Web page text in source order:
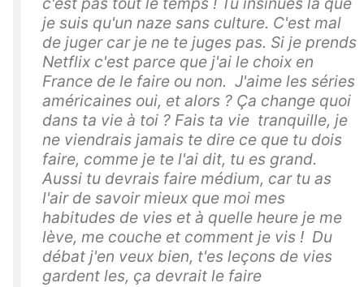
je suis qu'un naze sans culture. C'est mal
de juger car je ne te juges pas. Si je prends
Netflix c'est parce que j'ai le choix en
France de le faire ou non. J'aime les séries
américaines oui, et alors ? Ça change quoi
dans ta vie à toi ? Fais ta vie tranquille, je
ne viendrais jamais te dire ce que tu dois
faire, comme je te l'ai dit, tu es grand.
Aussi tu devrais faire médium, car tu as
l'air de savoir mieux que moi mes
habitudes de vies et à quelle heure je me
lève, me couche et comment je vis ! Du
débat j'en veux bien, t'es leçons de vies
gardent les, ça devrait le faire